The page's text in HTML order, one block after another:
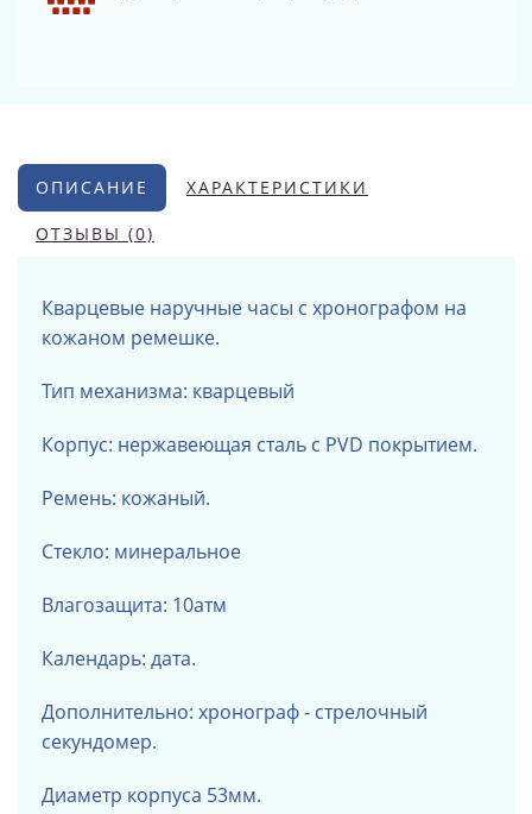
ОПИСАНИЕ ХАРАКТЕРИСТИКИ
ОТЗЫВЫ (0)
Кварцевые наручные часы с хронографом на
кожаном ремешке.
Тип механизма: кварцевый
Корпус: нержавеющая сталь с PVD покрытием.
Ремень: кожаный.
Стекло: минеральное
Влагозащита: 10атм
Календарь: дата.
Дополнительно: хронограф - стрелочный
секундомер.
Диаметр корпуса 53мм.